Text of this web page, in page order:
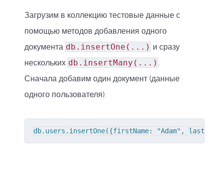
Загрузим в коллекцию тестовые данные с
помощью методов добавления одного
документа db.insertOne(...) и сразу
нескольких db.insertMany(...) .
Сначала добавим один документ (данные
одного пользователя).
db.users.insertOne({firstName: "Adam",